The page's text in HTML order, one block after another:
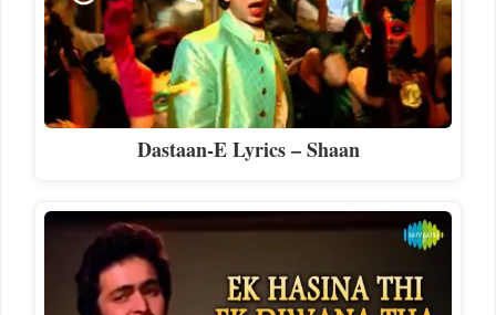
Dastaan-E Lyrics – Shaan